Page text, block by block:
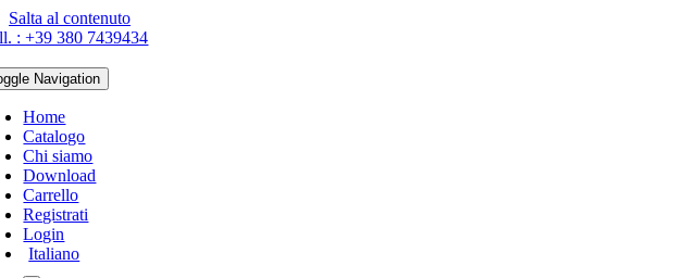
Salta al contenuto
: +39 380 7439434
Navigation
Home
Catalogo
Chi siamo
Download
Carrello
Registrati
Login
Italiano